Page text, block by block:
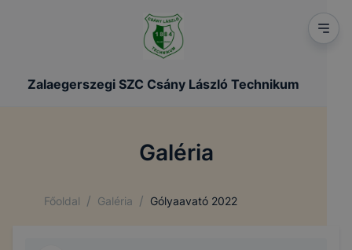
Zalaegerszegi SZC Csány László Technikum
Galéria
Főoldal / Galéria / Gólyaavató 2022